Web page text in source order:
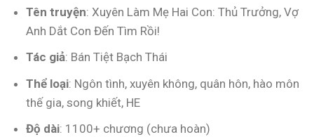
Tên truyện: Xuyên Làm Mẹ Hai Con: Thủ Trưởng, Vợ
Anh Dắt Con Đến Tìm Rồi!
Tác giả: Bán Tiệt Bạch Thái
Thể loại: Ngôn tình, xuyên không, quân hôn, hào môn
thế gia, song khiết, HE
Độ dài: 1100+ chương (chưa hoàn)